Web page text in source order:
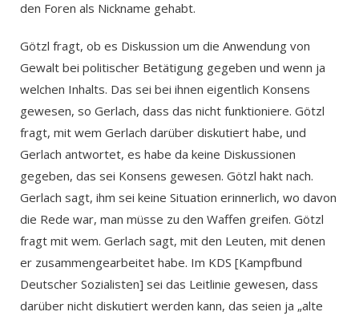
den Foren als Nickname gehabt.
Götzl fragt, ob es Diskussion um die Anwendung von
Gewalt bei politischer Betätigung gegeben und wenn ja
welchen Inhalts. Das sei bei ihnen eigentlich Konsens
gewesen, so Gerlach, dass das nicht funktioniere. Götzl
fragt, mit wem Gerlach darüber diskutiert habe, und
Gerlach antwortet, es habe da keine Diskussionen
gegeben, das sei Konsens gewesen. Götzl hakt nach.
Gerlach sagt, ihm sei keine Situation erinnerlich, wo davon
die Rede war, man müsse zu den Waffen greifen. Götzl
fragt mit wem. Gerlach sagt, mit den Leuten, mit denen
er zusammengearbeitet habe. Im KDS [Kampfbund
Deutscher Sozialisten] sei das Leitlinie gewesen, dass
darüber nicht diskutiert werden kann, das seien ja „alte